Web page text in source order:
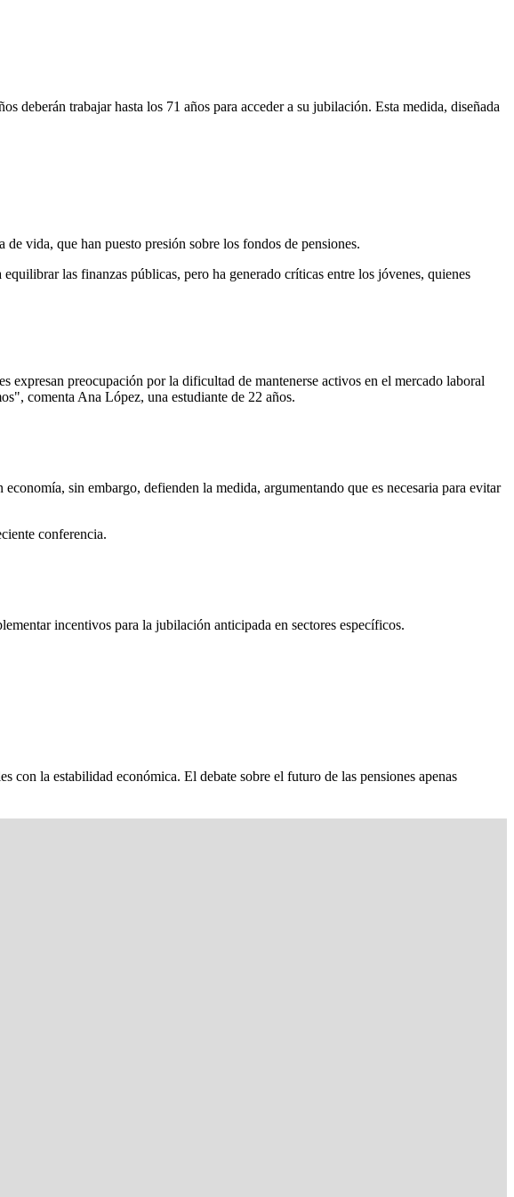
deberán trabajar hasta los 71 años para acceder a su jubilación. Esta medida, diseñada
vida, que han puesto presión sobre los fondos de pensiones.
las finanzas públicas, pero ha generado críticas entre los jóvenes, quienes
expresan preocupación por la dificultad de mantenerse activos en el mercado laboral
comenta Ana López, una estudiante de 22 años.
sin embargo, defienden la medida, argumentando que es necesaria para evitar
conferencia.
incentivos para la jubilación anticipada en sectores específicos.
con la estabilidad económica. El debate sobre el futuro de las pensiones apenas